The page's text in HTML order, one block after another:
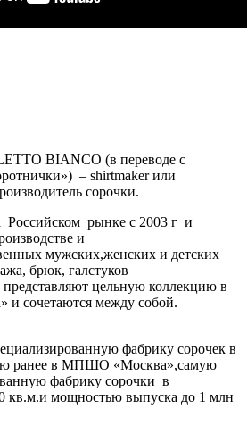
BIANCO (в переводе с
– shirtmaker или
сорочки.
рынке с 2003 г и
и
мужских,женских и детских
брюк, галстуков
представляют цельную коллекцию в
и сочетаются между собой.
фабрику сорочек в
ранее в МПШО «Москва»,самую
фабрику сорочки в
мощностью выпуска до 1 млн